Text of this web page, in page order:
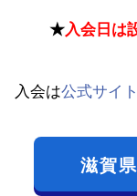
★入会日は
入会は公式サイト
滋賀